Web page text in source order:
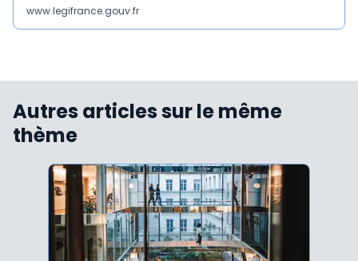
www.legifrance.gouv.fr
Autres articles sur le même
thème